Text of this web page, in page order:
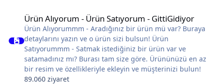
Ürün Alıyorum - Ürün Satıyorum - GittiGidiyor
Ürün Alıyorummm - Aradığınız bir ürün mü var? Buraya
detaylarını yazın ve o ürün sizi bulsun! Ürün
Satıyorummm - Satmak istediğiniz bir ürün var ve
satamadınız mı? Burası tam size göre. Ürününüzü en az
bir resim ve özellikleriyle ekleyin ve müşterinizi bulun!
89.060 ziyaret